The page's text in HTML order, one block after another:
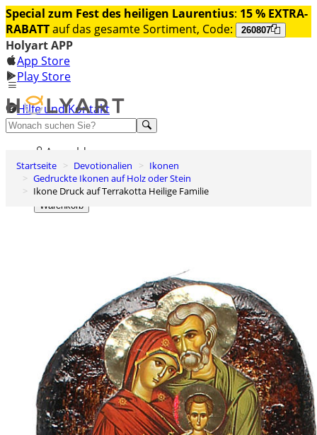
Special zum Fest des heiligen Laurentius: 15 % EXTRA-
RABATTauf das gesamte Sortiment, Code: 260807
Holyart APP
App Store
Play Store
Hilfe und Kontakt
Entdecken Sie Premium
Anmelden
Wunschliste
0
Warenkorb
Startseite Devotionalien
Ikonen
Gedruckte Ikonen auf Holz oder Stein
Ikone Druck auf Terrakotta Heilige Familie